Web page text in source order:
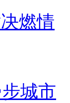
燃情
城市